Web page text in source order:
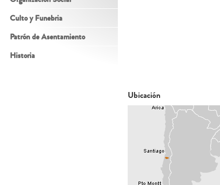
Culto y Funebria
Patrón de Asentamiento
Historia
Ubicación